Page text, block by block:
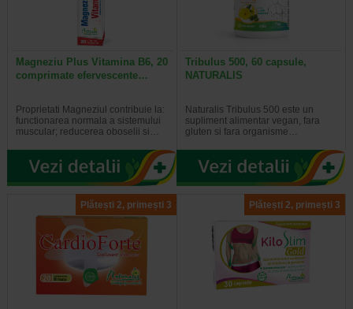
Magneziu Plus Vitamina B6, 20
comprimate efervescente…
Proprietati Magneziul contribuie la:
functionarea normala a sistemului
muscular; reducerea oboselii si…
Tribulus 500, 60 capsule,
NATURALIS
Naturalis Tribulus 500 este un
supliment alimentar vegan, fara
gluten si fara organisme…
Plătești 2, primești 3 Plătești 2, primești 3